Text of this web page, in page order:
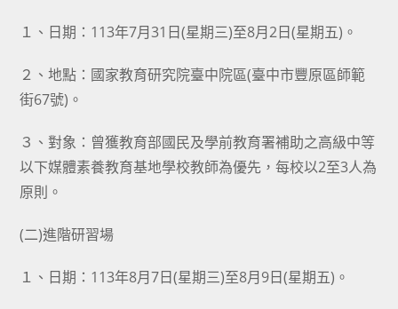
１、日期：113年7月31日(星期三)至8月2日(星期五)。
２、地點：國家教育研究院臺中院區(臺中市豐原區師範
街67號)。
３、對象：曾獲教育部國民及學前教育署補助之高級中等
以下媒體素養教育基地學校教師為優先，每校以2至3人為
原則。
(二)進階研習場
１、日期：113年8月7日(星期三)至8月9日(星期五)。